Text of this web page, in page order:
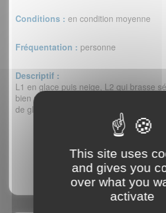
Conditions : en condition moyenne
Fréquentation : personne
Descriptif :
L1 en glace puis neige, L2 qui brasse
bien nettoyer. Une cloche qui s'est
de glace) après le réta du crux.
This site uses
and gives you
over what you
activate